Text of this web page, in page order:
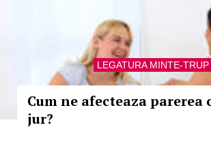
LEGATURA MINTE-TRUP
Cum ne afecteaza parerea
jur?